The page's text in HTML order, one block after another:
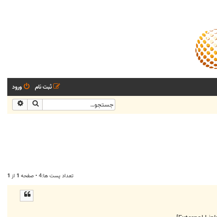
ورود
ثبت نام
جستجو
تعداد پست ها:4 • صفحه 1 از 1